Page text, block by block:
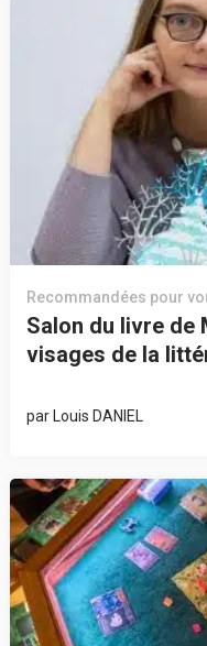
Recommandées pour
Salon du livre de
visages de la
parLouis DANIEL